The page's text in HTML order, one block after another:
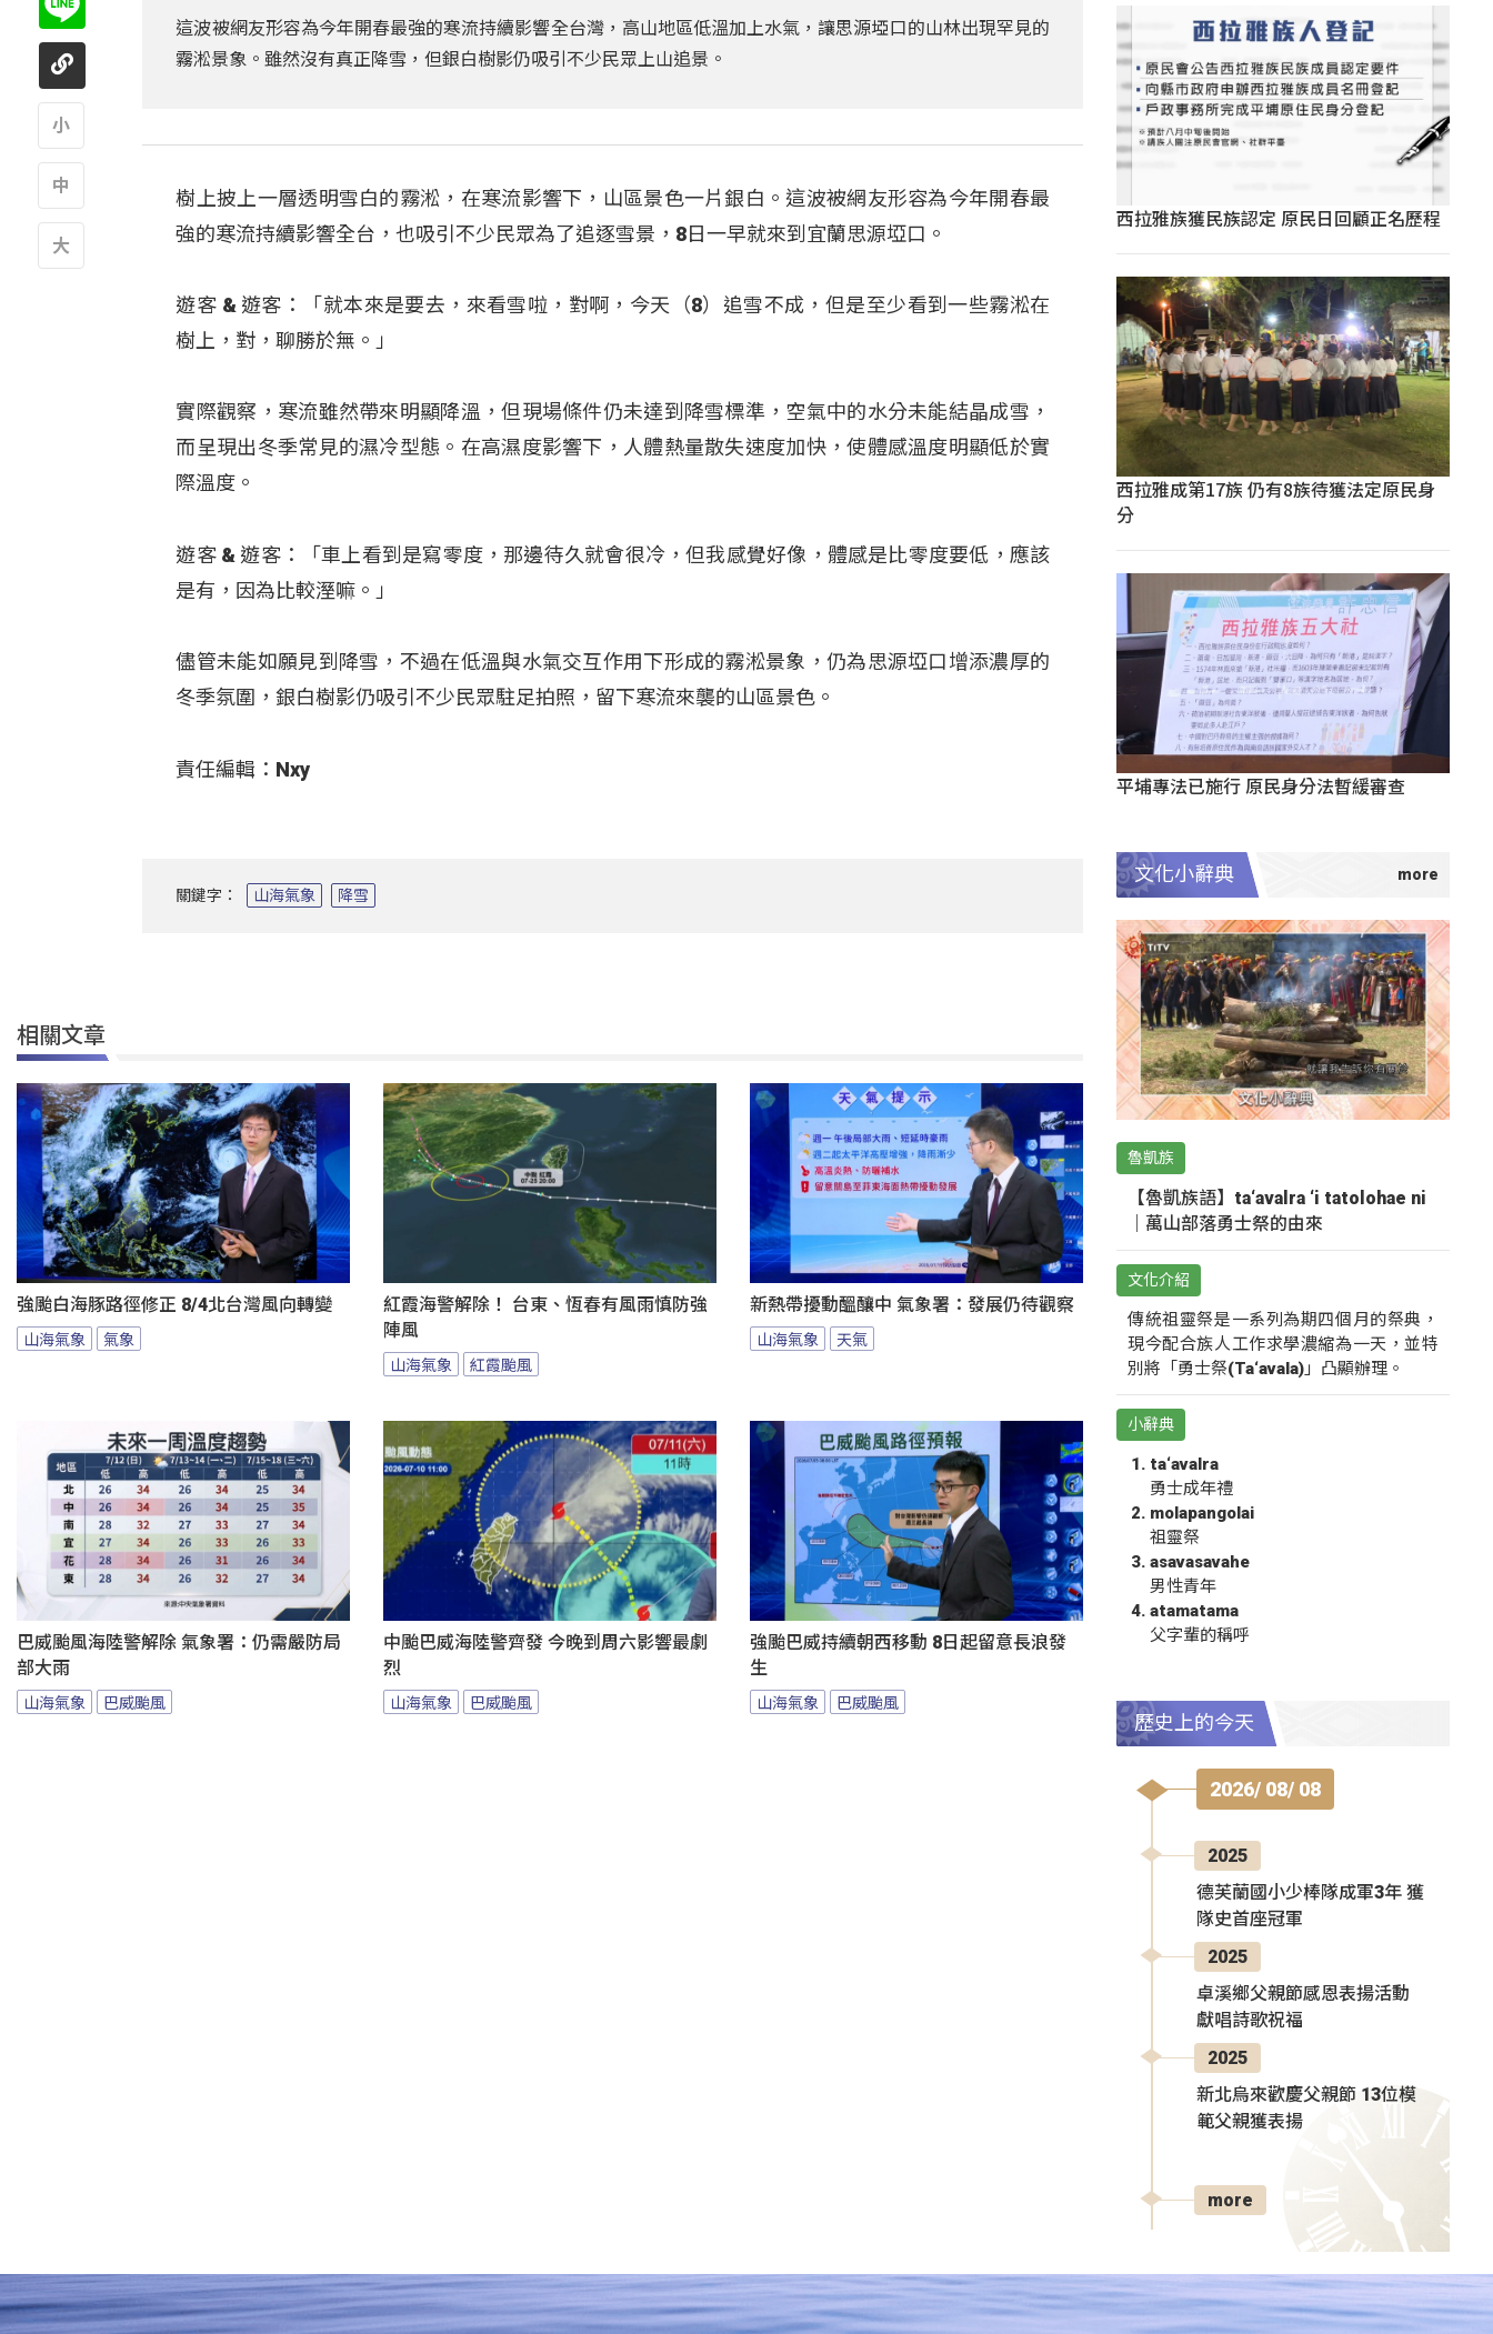
這波被網友形容為今年開春最強的寒流持續影響全台灣，高山地區低溫加上水氣，讓思源埡口的山林出現罕見的
霧淞景象。雖然沒有真正降雪，但銀白樹影仍吸引不少民眾上山追景。
樹上披上一層透明雪白的霧淞，在寒流影響下，山區景色一片銀白。這波被網友形容為今年開春最
強的寒流持續影響全台，也吸引不少民眾為了追逐雪景，8日一早就來到宜蘭思源埡口。
遊客 & 遊客：「就本來是要去，來看雪啦，對啊，今天（8）追雪不成，但是至少看到一些霧淞在
樹上，對，聊勝於無。」
實際觀察，寒流雖然帶來明顯降溫，但現場條件仍未達到降雪標準，空氣中的水分未能結晶成雪，
而呈現出冬季常見的濕冷型態。在高濕度影響下，人體熱量散失速度加快，使體感溫度明顯低於實
際溫度。
遊客 & 遊客：「車上看到是寫零度，那邊待久就會很冷，但我感覺好像，體感是比零度要低，應該
是有，因為比較溼嘛。」
儘管未能如願見到降雪，不過在低溫與水氣交互作用下形成的霧淞景象，仍為思源埡口增添濃厚的
冬季氛圍，銀白樹影仍吸引不少民眾駐足拍照，留下寒流來襲的山區景色。
責任編輯：Nxy
關鍵字： 山海氣象 降雪
相關文章
強颱白海豚路徑修正 8/4北台灣風向轉變
山海氣象 氣象
紅霞海警解除！ 台東、恆春有風雨慎防強
陣風
山海氣象 紅霞颱風
新熱帶擾動醞釀中 氣象署：發展仍待觀察
山海氣象 天氣
巴威颱風海陸警解除 氣象署：仍需嚴防局
部大雨
山海氣象 巴威颱風
中颱巴威海陸警齊發 今晚到周六影響最劇
烈
山海氣象 巴威颱風
強颱巴威持續朝西移動 8日起留意長浪發
生
山海氣象 巴威颱風
西拉雅族獲民族認定 原民日回顧正名歷程
西拉雅成第17族 仍有8族待獲法定原民身
分
平埔專法已施行 原民身分法暫緩審查
文化小辭典
魯凱族
【魯凱族語】ta‘avalra ‘i tatolohae ni
｜萬山部落勇士祭的由來
文化介紹
傳統祖靈祭是一系列為期四個月的祭典，
現今配合族人工作求學濃縮為一天，並特
別將「勇士祭(Ta‘avala)」凸顯辦理。
小辭典
ta‘avalra
勇士成年禮
molapangolai
祖靈祭
asavasavahe
男性青年
atamatama
父字輩的稱呼
歷史上的今天
2026/ 08/ 08
2025
德芙蘭國小少棒隊成軍3年 獲
隊史首座冠軍
2025
卓溪鄉父親節感恩表揚活動
獻唱詩歌祝福
2025
新北烏來歡慶父親節 13位模
範父親獲表揚
more